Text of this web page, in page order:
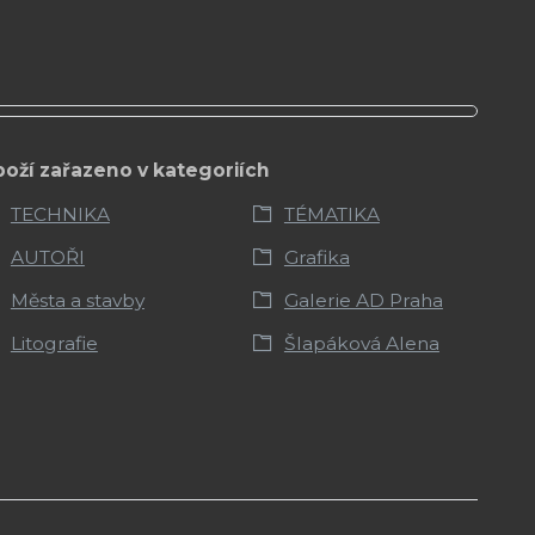
zařazeno v kategoriích
TECHNIKA
TÉMATIKA
AUTOŘI
Grafika
Města a stavby
Galerie AD Praha
Litografie
Šlapáková Alena